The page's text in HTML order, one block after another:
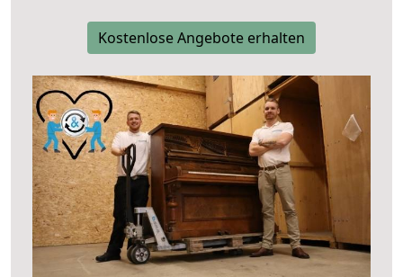
Kostenlose Angebote erhalten